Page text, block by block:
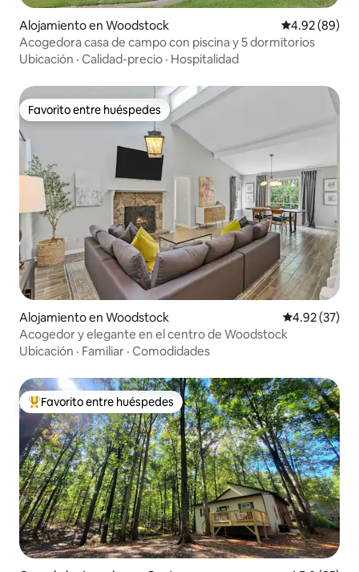
Alojamiento en Woodstock Calificación
4.92 (89)
Acogedora casa de campo con piscina y 5 dormitorios
Ubicación · Calidad-precio · Hospitalidad
Favorito entre huéspedes
Favorito entre huéspedes
Alojamiento en Woodstock Calificación
4.92 (37)
Acogedor y elegante en el centro de Woodstock
Ubicación · Familiar · Comodidades
Favorito entre huéspedes preferido
Favorito entre huéspedes